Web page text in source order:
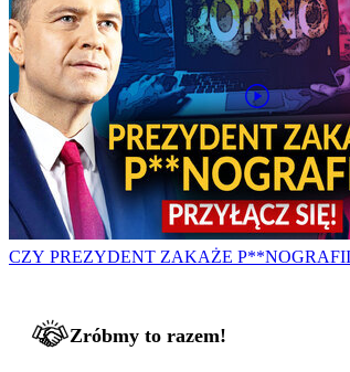
CZY PREZYDENT ZAKAŻE
Zróbmy to razem!